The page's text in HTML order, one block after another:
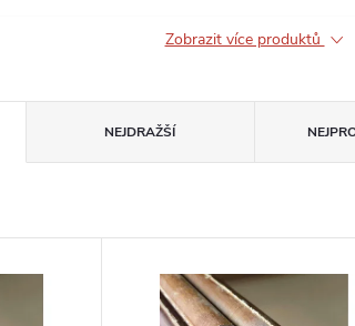
Zobrazit více produktů
NEJDRAŽŠÍ